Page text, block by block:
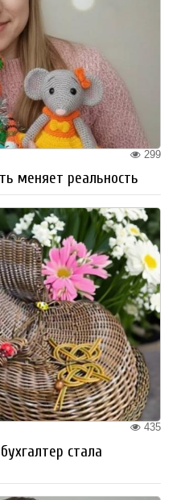
299
меняет реальность
435
стала